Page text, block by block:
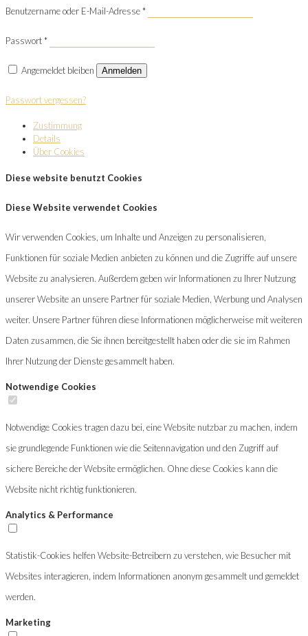
Benutzername oder E-Mail-Adresse*
Passwort*
Angemeldet bleiben Anmelden
Passwort vergessen?
Zustimmung
Details
Über Cookies
Diese website benutzt Cookies
Diese Website verwendet Cookies
Wir verwenden Cookies, um Inhalte und Anzeigen zu personalisieren,
Funktionen für soziale Medien anbieten zu können und die Zugriffe auf unsere
Website zu analysieren. Außerdem geben wir Informationen zu Ihrer Nutzung
unserer Website an unsere Partner für soziale Medien, Werbung und Analysen
weiter. Unsere Partner führen diese Informationen möglicherweise mit weiteren
Daten zusammen, die Sie ihnen bereitgestellt haben oder die sie im Rahmen
Ihrer Nutzung der Dienste gesammelt haben.
Notwendige Cookies
Notwendige Cookies tragen dazu bei, eine Website nutzbar zu machen, indem
sie grundlegende Funktionen wie die Seitennavigation und den Zugriff auf
sichere Bereiche der Website ermöglichen. Ohne diese Cookies kann die
Website nicht richtig funktionieren.
Analytics & Performance
Statistik-Cookies helfen Website-Betreibern zu verstehen, wie Besucher mit
Websites interagieren, indem Informationen anonym gesammelt und gemeldet
werden.
Marketing